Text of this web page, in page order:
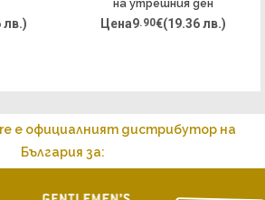
лв.)
на утрешния ден
Цена9.90€(19.36 лв.)
е официалният дистрибутор на
България за: